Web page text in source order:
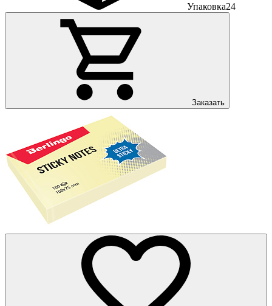
Упаковка24
Заказать